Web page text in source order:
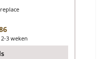
prijs:
3 weken